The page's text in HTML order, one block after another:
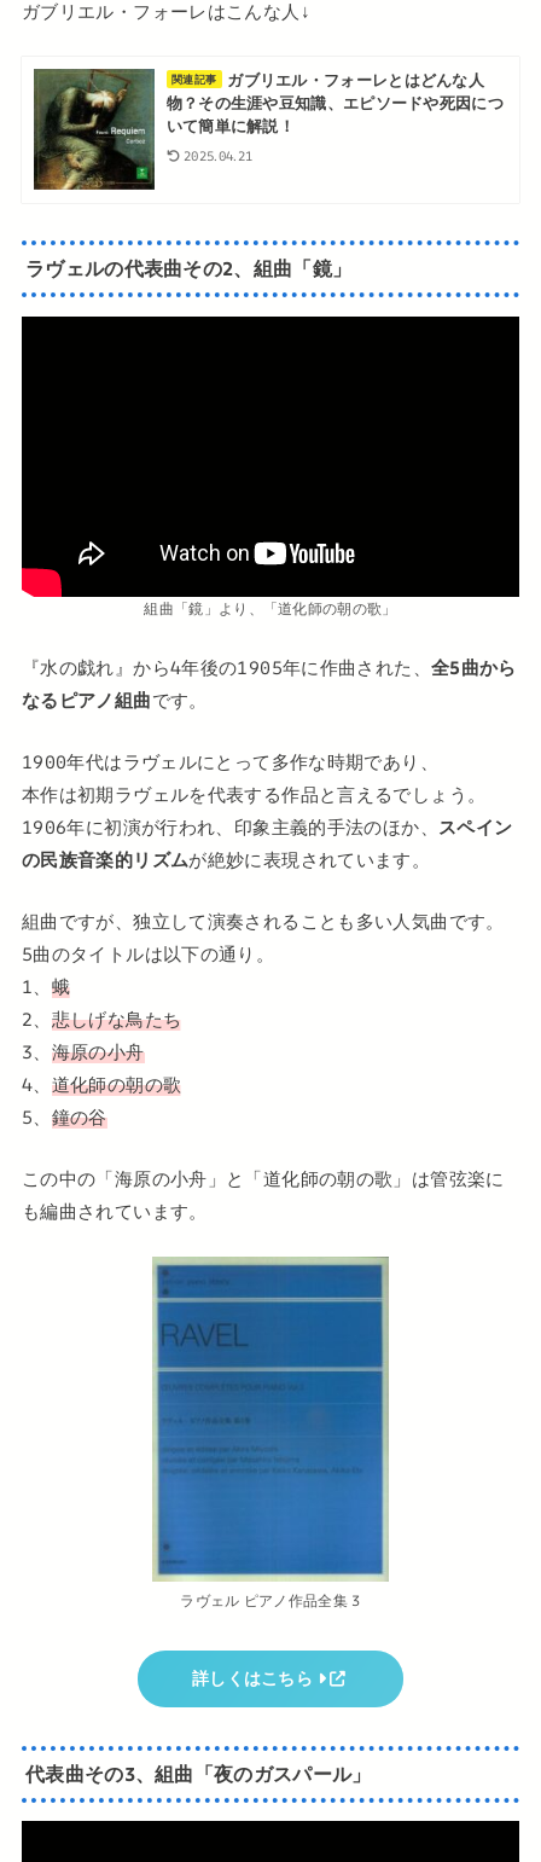
ガブリエル・フォーレはこんな人↓
関連記事
ガブリエル・フォーレとはどんな人
物？その生涯や豆知識、エピソードや死因につ
いて簡単に解説！
2025.04.21
ラヴェルの代表曲その2、組曲「鏡」
組曲「鏡」より、「道化師の朝の歌」
『水の戯れ』から4年後の1905年に作曲された、 全5曲から
なるピアノ組曲です。
1900年代はラヴェルにとって多作な時期であり、
本作は初期ラヴェルを代表する作品と言えるでしょう。
1906年に初演が行われ、印象主義的手法のほか、 スペイン
の民族音楽的リズムが絶妙に表現されています。
組曲ですが、独立して演奏されることも多い人気曲です。
5曲のタイトルは以下の通り。
1、 蛾
2、 悲しげな鳥たち
3、 海原の小舟
4、 道化師の朝の歌
5、 鐘の谷
この中の「海原の小舟」と「道化師の朝の歌」は管弦楽に
も編曲されています。
ラヴェル ピアノ作品全集 3
詳しくはこちら
代表曲その3、組曲「夜のガスパール」